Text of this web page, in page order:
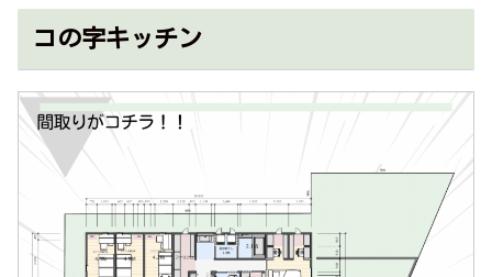
コの字キッチン